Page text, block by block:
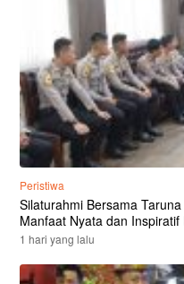
Peristiwa
Silaturahmi Bersama
Manfaat Nyata dan
1 hari yang lalu